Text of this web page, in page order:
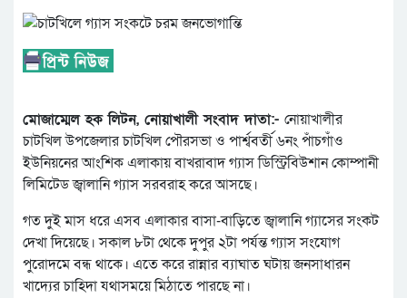
মোজাম্মেল হক লিটন, নোয়াখালী সংবাদ দাতা:- নোয়াখালীর
চাটখিল উপজেলার চাটখিল পৌরসভা ও পার্শ্ববর্তী ৬নং পাঁচগাঁও
ইউনিয়নের আংশিক এলাকায় বাখরাবাদ গ্যাস ডিস্ট্রিবিউশান কোম্পানী
লিমিটেড জ্বালানি গ্যাস সরবরাহ করে আসছে।
গত দুই মাস ধরে এসব এলাকার বাসা-বাড়িতে জ্বালানি গ্যাসের সংকট
দেখা দিয়েছে। সকাল ৮টা থেকে দুপুর ২টা পর্যন্ত গ্যাস সংযোগ
পুরোদমে বন্ধ থাকে। এতে করে রান্নার ব্যাঘাত ঘটায় জনসাধারন
খাদ্যের চাহিদা যথাসময়ে মিঠাতে পারছে না।